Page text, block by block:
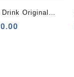
Original